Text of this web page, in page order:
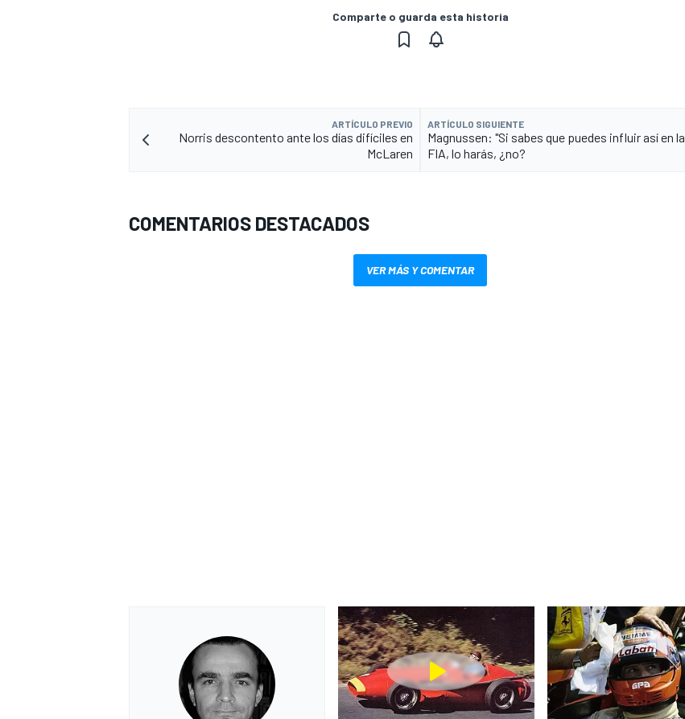
Comparte o guarda esta historia
ARTÍCULO PREVIO
Norris descontento ante los días difíciles en
McLaren
ARTÍCULO SIGUIENTE
Magnussen: "Si sabes que puedes influir así en la
FIA, lo harás, ¿no?
COMENTARIOS DESTACADOS
VER MÁS Y COMENTAR